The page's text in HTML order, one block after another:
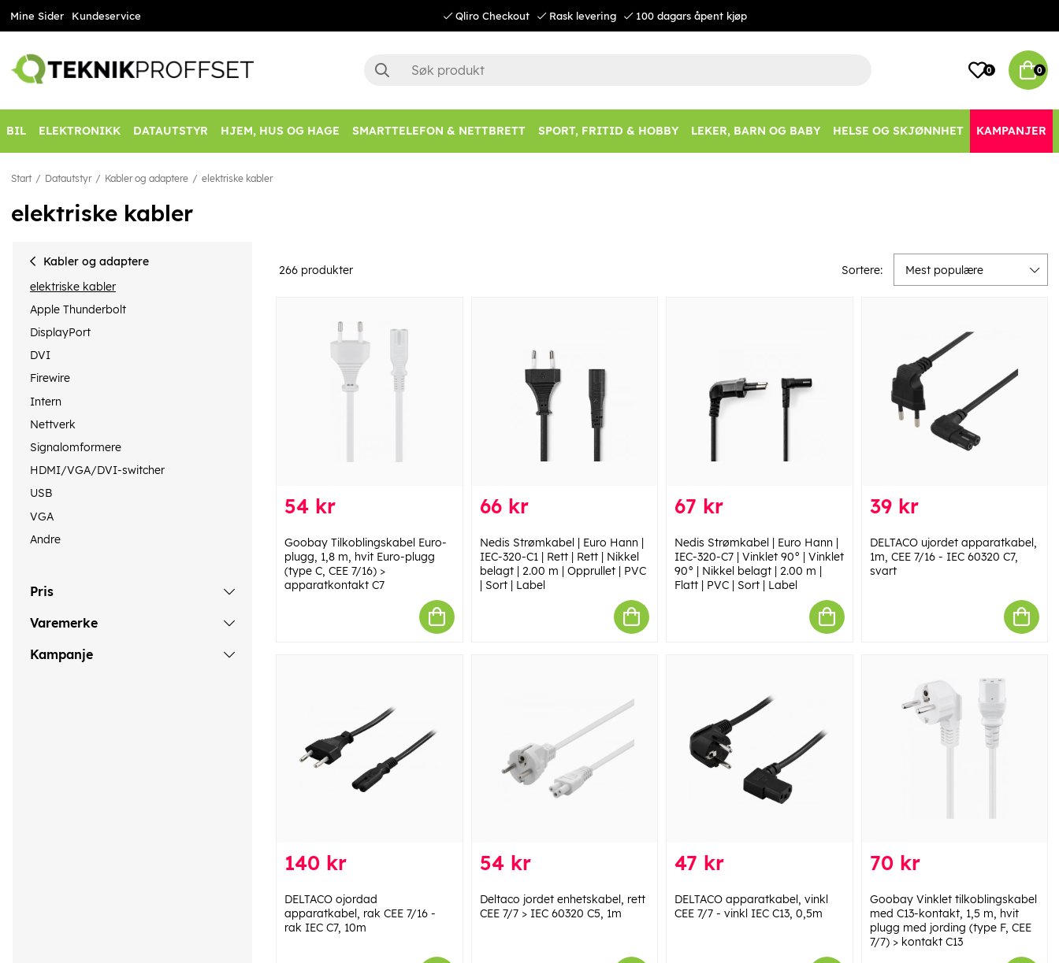
Mine Sider Kundeservice Qliro Checkout Rask levering 100 dagars åpent kjøp
0 0
BIL ELEKTRONIKK DATAUTSTYR HJEM, HUS OG HAGE SMARTTELEFON & NETTBRETT SPORT, FRITID & HOBBY LEKER, BARN OG BABY HELSE OG SKJØNNHET KAMPANJER
Start Datautstyr Kabler og adaptere elektriske kabler
elektriske kabler
Kabler og adaptere
elektriske kabler
Apple Thunderbolt
DisplayPort
DVI
Firewire
Intern
Nettverk
Signalomformere
HDMI/VGA/DVI-switcher
USB
VGA
Andre
Pris
Varemerke
Kampanje
266 produkter Sortere: Mest populære
54 kr
Goobay Tilkoblingskabel Euro-
plugg, 1,8 m, hvit Euro-plugg
(type C, CEE 7/16) >
apparatkontakt C7
66 kr
Nedis Strømkabel | Euro Hann |
IEC-320-C1 | Rett | Rett | Nikkel
belagt | 2.00 m | Opprullet | PVC
| Sort | Label
67 kr
Nedis Strømkabel | Euro Hann |
IEC-320-C7 | Vinklet 90° | Vinklet
90° | Nikkel belagt | 2.00 m |
Flatt | PVC | Sort | Label
39 kr
DELTACO ujordet apparatkabel,
1m, CEE 7/16 - IEC 60320 C7,
svart
140 kr
DELTACO ojordad
apparatkabel, rak CEE 7/16 -
rak IEC C7, 10m
54 kr
Deltaco jordet enhetskabel, rett
CEE 7/7 > IEC 60320 C5, 1m
47 kr
DELTACO apparatkabel, vinkl
CEE 7/7 - vinkl IEC C13, 0,5m
70 kr
Goobay Vinklet tilkoblingskabel
med C13-kontakt, 1,5 m, hvit
plugg med jording (type F, CEE
7/7) > kontakt C13